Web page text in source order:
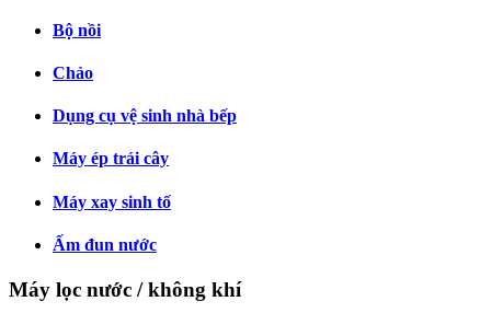
Bộ nồi
Chảo
Dụng cụ vệ sinh nhà bếp
Máy ép trái cây
Máy xay sinh tố
Ấm đun nước
Máy lọc nước / không khí